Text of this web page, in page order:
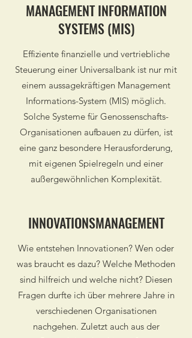
MANAGEMENT INFORMATION
SYSTEMS (MIS)
Effiziente finanzielle und vertriebliche
Steuerung einer Universalbank ist nur mit
einem aussagekräftigen Management
Informations-System (MIS) möglich.
Solche Systeme für Genossenschafts-
Organisationen aufbauen zu dürfen, ist
eine ganz besondere Herausforderung,
mit eigenen Spielregeln und einer
außergewöhnlichen Komplexität.
INNOVATIONSMANAGEMENT
Wie entstehen Innovationen? Wen oder
was braucht es dazu? Welche Methoden
sind hilfreich und welche nicht? Diesen
Fragen durfte ich über mehrere Jahre in
verschiedenen Organisationen
nachgehen. Zuletzt auch aus der